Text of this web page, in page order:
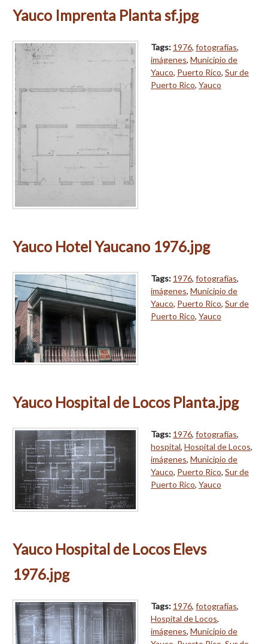
Yauco Imprenta Planta sf.jpg
Tags: 1976, fotografías,
imágenes, Municipio de
Yauco, Puerto Rico, Sur de
Puerto Rico, Yauco
Yauco Hotel Yaucano 1976.jpg
Tags: 1976, fotografías,
imágenes, Municipio de
Yauco, Puerto Rico, Sur de
Puerto Rico, Yauco
Yauco Hospital de Locos Planta.jpg
Tags: 1976, fotografías,
hospital, Hospital de Locos,
imágenes, Municipio de
Yauco, Puerto Rico, Sur de
Puerto Rico, Yauco
Yauco Hospital de Locos Elevs
1976.jpg
Tags: 1976, fotografías,
Hospital de Locos,
imágenes, Municipio de